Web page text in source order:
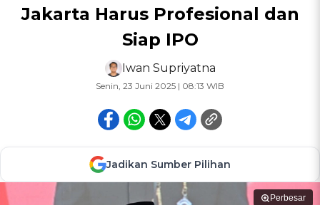
Jakarta Harus Profesional dan
Siap IPO
Iwan Supriyatna
Senin, 23 Juni 2025 | 08:13 WIB
Jadikan Sumber Pilihan
Perbesar